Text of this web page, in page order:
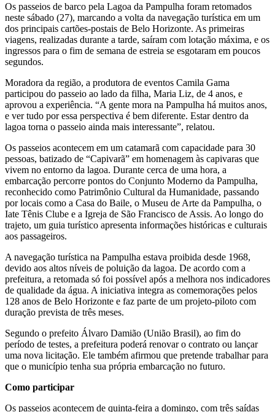
Os passeios de barco pela Lagoa da Pampulha foram retomados
neste sábado (27), marcando a volta da navegação turística em um
dos principais cartões-postais de Belo Horizonte. As primeiras
viagens, realizadas durante a tarde, saíram com lotação máxima, e os
ingressos para o fim de semana de estreia se esgotaram em poucos
segundos.
Moradora da região, a produtora de eventos Camila Gama
participou do passeio ao lado da filha, Maria Liz, de 4 anos, e
aprovou a experiência. “A gente mora na Pampulha há muitos anos,
e ver tudo por essa perspectiva é bem diferente. Estar dentro da
lagoa torna o passeio ainda mais interessante”, relatou.
Os passeios acontecem em um catamarã com capacidade para 30
pessoas, batizado de “Capivarã” em homenagem às capivaras que
vivem no entorno da lagoa. Durante cerca de uma hora, a
embarcação percorre pontos do Conjunto Moderno da Pampulha,
reconhecido como Patrimônio Cultural da Humanidade, passando
por locais como a Casa do Baile, o Museu de Arte da Pampulha, o
Iate Tênis Clube e a Igreja de São Francisco de Assis. Ao longo do
trajeto, um guia turístico apresenta informações históricas e culturais
aos passageiros.
A navegação turística na Pampulha estava proibida desde 1968,
devido aos altos níveis de poluição da lagoa. De acordo com a
prefeitura, a retomada só foi possível após a melhora nos indicadores
de qualidade da água. A iniciativa integra as comemorações pelos
128 anos de Belo Horizonte e faz parte de um projeto-piloto com
duração prevista de três meses.
Segundo o prefeito Álvaro Damião (União Brasil), ao fim do
período de testes, a prefeitura poderá renovar o contrato ou lançar
uma nova licitação. Ele também afirmou que pretende trabalhar para
que o município tenha sua própria embarcação no futuro.
Como participar
Os passeios acontecem de quinta-feira a domingo, com três saídas